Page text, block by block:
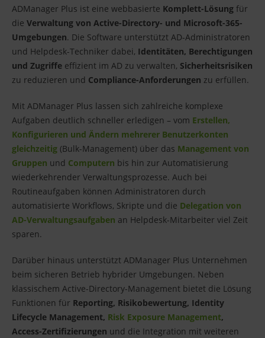
ADManager Plus ist eine webbasierte Komplett-Lösung für
die Verwaltung von Active-Directory- und Microsoft-365-
Umgebungen. Die Software unterstützt AD-Administratoren
und Helpdesk-Techniker dabei, Identitäten, Berechtigungen
und Zugriffe effizient im AD zu verwalten, Sicherheitsrisiken
zu reduzieren und Compliance-Anforderungen zu erfüllen.
Mit ADManager Plus lassen sich zahlreiche komplexe
Aufgaben deutlich schneller erledigen – vom Erstellen,
Konfigurieren und Ändern mehrerer Benutzerkonten
gleichzeitig (Bulk-Management) über das Management von
Gruppen und Computern bis hin zur Automatisierung
wiederkehrender Verwaltungsprozesse. Auch bei
Routineaufgaben können Administratoren durch
automatisierte Workflows, Skripte und die Delegation von
AD-Verwaltungsaufgaben an Helpdesk-Mitarbeiter viel Zeit
sparen.
Darüber hinaus unterstützt ADManager Plus Unternehmen
beim sicheren Betrieb hybrider Umgebungen. Neben
klassischem Active-Directory-Management bietet die Lösung
Funktionen für Reporting, Risikobewertung, Identity
Lifecycle Management, Risk Exposure Management,
Access-Zertifizierungen und die Integration mit weiteren